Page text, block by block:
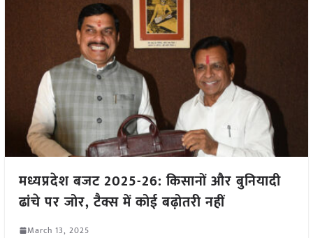
मध्यप्रदेश बजट 2025-26: किसानों और बुनियादी
ढांचे पर जोर, टैक्स में कोई बढ़ोतरी नहीं
March 13, 2025